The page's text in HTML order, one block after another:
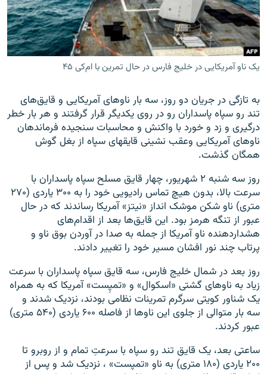
زبان‌های دیگر
یک ناو آمریکایی در خلیج فارس در حال تمرین با ام‌کی ۴۵
به تازگی در جریان دو روز، سه بار ناوهای آمریکایی و قایق‌های
تند رو سپاه پاسداران رو در روی یکدیگر قرار گرفتند و هر بار خطر
درگیری و زد و خورد با واکنش و محاسبات سنجیده فرماندهان
ناو‌های آمریکایی وعقب نشینی قایقهای سپاه از بغل گوش
همگان گذشت.
روز سه شنبه ۲ شهریور، چهار قایق مسلح سپاه پاسداران با
سرعت بالا، بدون هیچ تماس رادیویی خود را به ۳۰۰ یاردی (۲۷۰
متری) ناو شکن موشک انداز «نیتز» آمریکا رساندند که در حال
عبور از تنگه هرمز بود. این قایق‌ها بعد از اقدام‌های
هشداردهنده ناو آمریکا از جمله به صدا در آوردن بوق ناو و
پرتاب چند نور افشان مسیر خود را تغییر دادند.
روز بعد در شمال خلیج فارس، سه قایق سپاه پاسداران با سرعت
زیاد به ناوهای گشتی «اسکوال» و «تمپِست» آمریکا که به همراه
یک شناور کویتی سرگرم تمرینات نظامی بودند، نزدیک شدند و
سه بار متوالی از جلوی این ناو‌ها از فاصله ۶۰۰ یاردی (۵۴۰ متری)
عبور کردند.
ساعتی بعد، یک قایق تند رو سپاه با سرعتِ تمام و از روبرو تا
۲۰۰ یاردی (۱۸۰ متری) به ناو «تمپست» ، نزدیک شد و پس از